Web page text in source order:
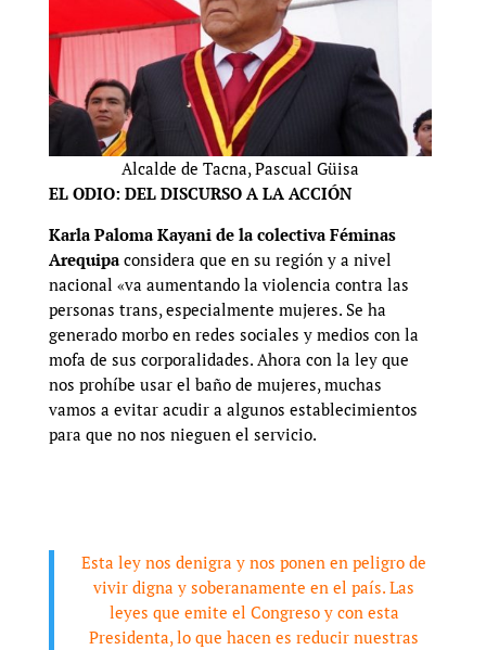
Alcalde de Tacna, Pascual Güisa
EL ODIO: DEL DISCURSO A LA ACCIÓN
Karla Paloma Kayani de la colectiva Féminas
Arequipaconsidera que en su región y a nivel
nacional «va aumentando la violencia contra las
personas trans, especialmente mujeres. Se ha
generado morbo en redes sociales y medios con la
mofa de sus corporalidades. Ahora con la ley que
nos prohíbe usar el baño de mujeres, muchas
vamos a evitar acudir a algunos establecimientos
para que no nos nieguen el servicio.
Esta ley nos denigra y nos ponen en peligro de
vivir digna y soberanamente en el país. Las
leyes que emite el Congreso y con esta
Presidenta, lo que hacen es reducir nuestras